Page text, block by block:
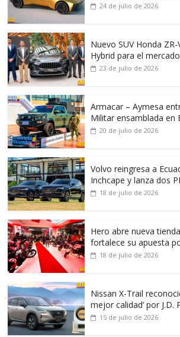
24 de julio de 2026
Nuevo SUV Honda ZR-
Hybrid para el
23 de julio de 2026
Armacar – Aymesa
Militar ensamblada en
20 de julio de 2026
Volvo reingresa a
Inchcape y lanza dos
18 de julio de 2026
Hero abre nueva
fortalece su apuesta
18 de julio de 2026
Nissan X-Trail
mejor calidad’ por J.D.
15 de julio de 2026